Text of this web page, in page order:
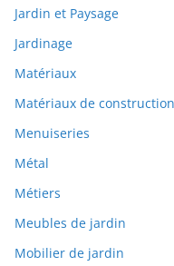
Jardin et Paysage
Jardinage
Matériaux
Matériaux de construction
Menuiseries
Métal
Métiers
Meubles de jardin
Mobilier de jardin